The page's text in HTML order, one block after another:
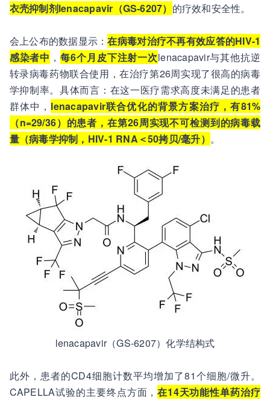
衣壳抑制剂lenacapavir（GS-6207） 的疗效和安全性。
会上公布的数据显示：在病毒对治疗不再有效应答的HIV-1
感染者中 ，每6个月皮下注射一次lenacapavir与其他抗逆
转录病毒药物联合使用，在治疗第26周实现了很高的病毒
学抑制率。具体而言：在这一医疗需求高度未满足的患者
群体中， lenacapavir联合优化的背景方案治疗，有81%
（n=29/36）的患者，在第26周实现不可检测到的病毒载
量（病毒学抑制，HIV-1 RNA＜50拷贝/毫升） 。
lenacapavir（GS-6207）化学结构式
此外，患者的CD4细胞计数平均增加了81个细胞/微升。
CAPELLA试验的主要终点方面，在14天功能性单药治疗